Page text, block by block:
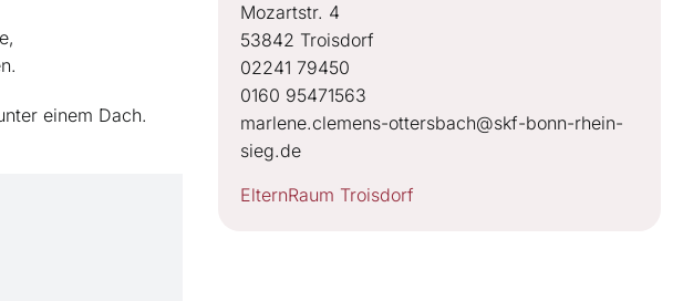
einem Dach.
Mozartstr. 4
53842 Troisdorf
02241 79450
0160 95471563
marlene.clemens-ottersbach@skf-bonn-rhein-
sieg.de
ElternRaum Troisdorf